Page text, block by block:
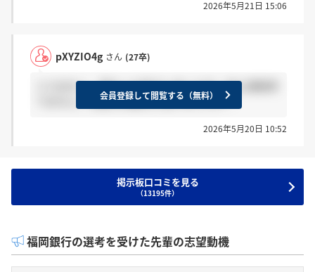
2026年5月21日 15:06
pXYZIO4g さん (27卒)
ミスはなく、受かった気でいましたが、私も連絡来
てません。先週の何曜日に受けましたか？
会員登録して閲覧する（無料）
2026年5月20日 10:52
掲示板口コミを見る
（13195件）
福岡銀行の選考を受けた先輩の志望動機